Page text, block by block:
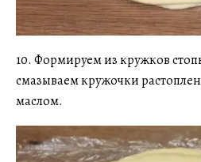
10. Формируем из кружков
смазываем кружочки
маслом.